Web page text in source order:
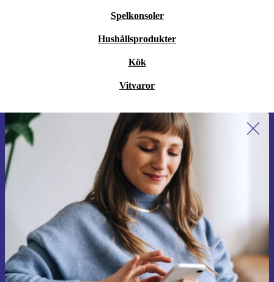
Spelkonsoler
Hushållsprodukter
Kök
Vitvaror
Anmäl dig till vårt nyhetsbrev för
första gången och spara 200 kr!
Missa aldrig ett erbjudande igen.
Begär kupong
Information om användningen av personuppgifter finns i vår
Integritetspolicy